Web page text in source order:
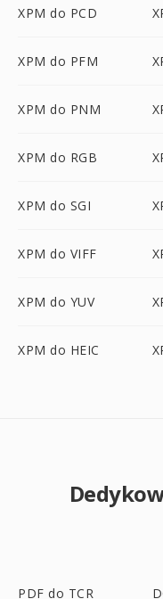
XPM do PCD
XPM do PFM
XPM do PNM
XPM do RGB
XPM do SGI
XPM do VIFF
XPM do YUV
XPM do HEIC
PDF do TCR